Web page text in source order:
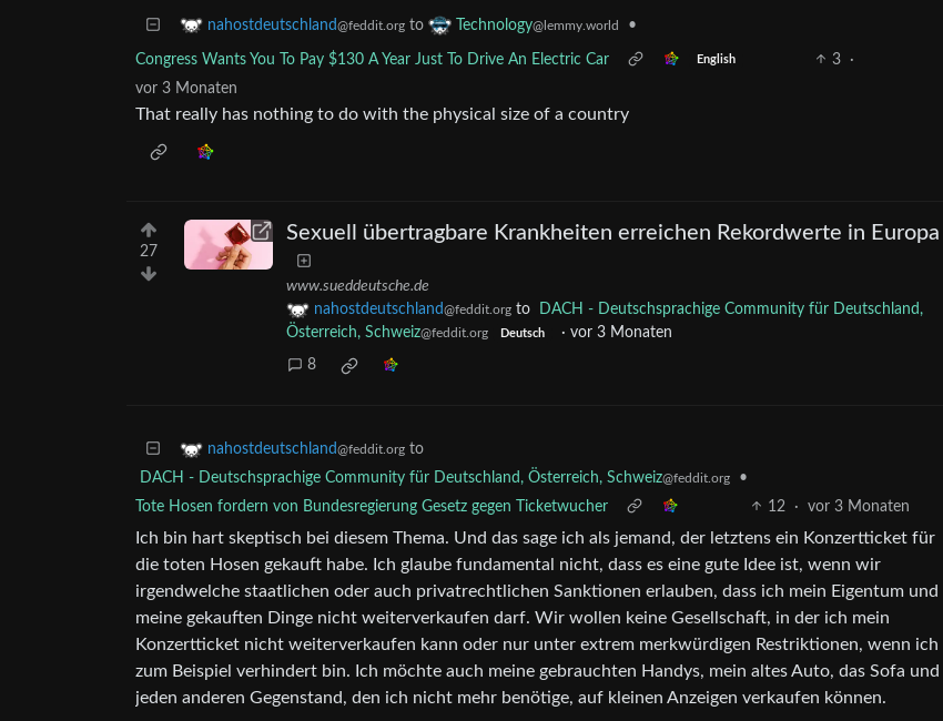
nahostdeutschland@feddit.org to Technology@lemmy.world •
Congress Wants You To Pay $130 A Year Just To Drive An Electric Car English 3
·
vor 3 Monaten
That really has nothing to do with the physical size of a country
27
Sexuell übertragbare Krankheiten erreichen Rekordwerte in Europa
www.sueddeutsche.de
nahostdeutschland@feddit.org to
DACH - Deutschsprachige Community für Deutschland,
Österreich, Schweiz@feddit.org Deutsch · vor 3 Monaten
8
nahostdeutschland@feddit.org to
DACH - Deutschsprachige Community für Deutschland, Österreich, Schweiz@feddit.org
•
Tote Hosen fordern von Bundesregierung Gesetz gegen Ticketwucher
12 · vor 3 Monaten
Ich bin hart skeptisch bei diesem Thema. Und das sage ich als jemand, der letztens ein Konzertticket für
die toten Hosen gekauft habe. Ich glaube fundamental nicht, dass es eine gute Idee ist, wenn wir
irgendwelche staatlichen oder auch privatrechtlichen Sanktionen erlauben, dass ich mein Eigentum und
meine gekauften Dinge nicht weiterverkaufen darf. Wir wollen keine Gesellschaft, in der ich mein
Konzertticket nicht weiterverkaufen kann oder nur unter extrem merkwürdigen Restriktionen, wenn ich
zum Beispiel verhindert bin. Ich möchte auch meine gebrauchten Handys, mein altes Auto, das Sofa und
jeden anderen Gegenstand, den ich nicht mehr benötige, auf kleinen Anzeigen verkaufen können.